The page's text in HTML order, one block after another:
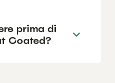
prima di
Coated?